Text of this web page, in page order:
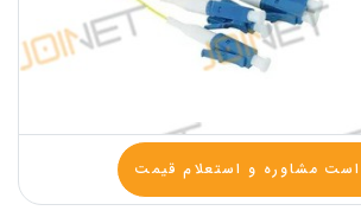
مشاوره و استعلام قیمت